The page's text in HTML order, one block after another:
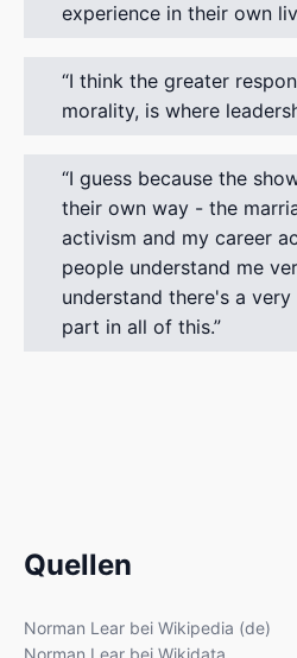
experience in their own
I think the greater
morality, is where
I guess because the
their own way - the
activism and my career
people understand me
understand there's a
part in all of this.
Quellen
Norman Lear bei Wikipedia (de)
Norman Lear bei Wikidata